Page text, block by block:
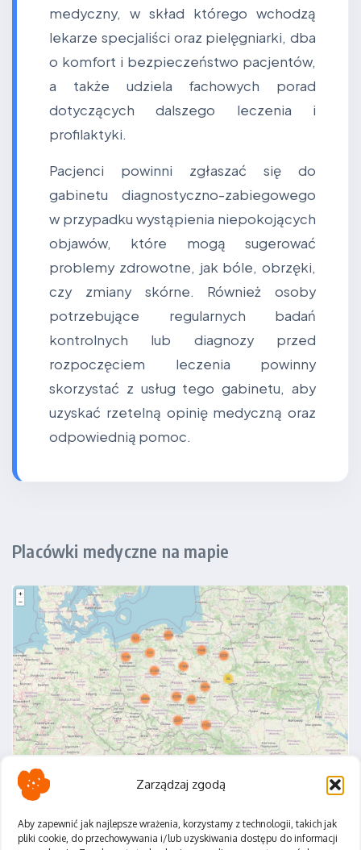
Zarządzaj zgodą
Aby zapewnić jak najlepsze wrażenia, korzystamy z technologii, takich jak
pliki cookie, do przechowywania i/lub uzyskiwania dostępu do informacji
medyczny, w skład którego wchodzą
lekarze specjaliści oraz pielęgniarki, dba
o komfort i bezpieczeństwo pacjentów,
a także udziela fachowych porad
dotyczących dalszego leczenia i
profilaktyki.
Pacjenci powinni zgłaszać się do
gabinetu diagnostyczno-zabiegowego
w przypadku wystąpienia niepokojących
objawów, które mogą sugerować
problemy zdrowotne, jak bóle, obrzęki,
czy zmiany skórne. Również osoby
potrzebujące regularnych badań
kontrolnych lub diagnozy przed
rozpoczęciem leczenia powinny
skorzystać z usług tego gabinetu, aby
uzyskać rzetelną opinię medyczną oraz
odpowiednią pomoc.
Placówki medyczne na mapie